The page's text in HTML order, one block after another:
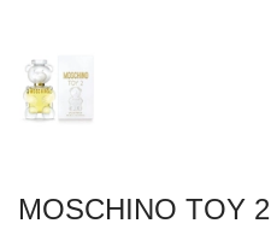
MOSCHINO TOY 2